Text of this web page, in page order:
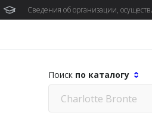
Сведения об организации,
Поиск по каталогу